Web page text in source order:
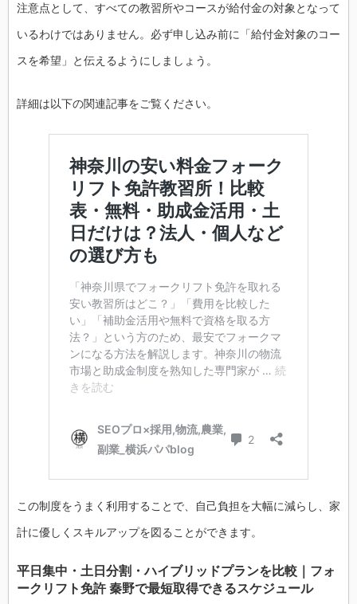
注意点として、すべての教習所やコースが給付金の対象となって
いるわけではありません。必ず申し込み前に「給付金対象のコー
スを希望」と伝えるようにしましょう。
詳細は以下の関連記事をご覧ください。
この制度をうまく利用することで、自己負担を大幅に減らし、家
計に優しくスキルアップを図ることができます。
平日集中・土日分割・ハイブリッドプランを比較｜フォ
ークリフト免許 秦野で最短取得できるスケジュール